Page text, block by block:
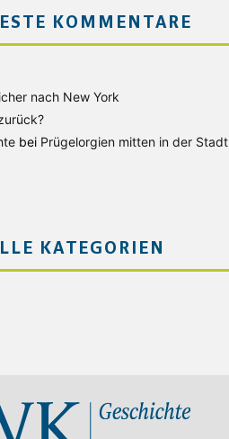
KOMMENTARE
nach New York
bei Prügelorgien mitten in der Stadt
KATEGORIEN